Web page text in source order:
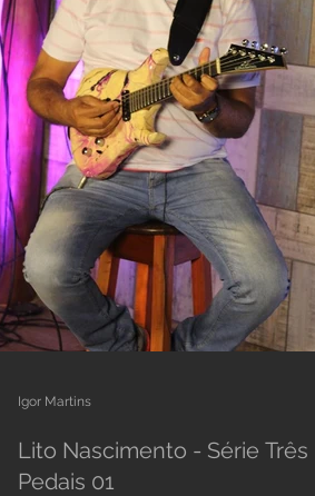
Lito Nascimento - Série Três
Pedais 01
Igor Martins